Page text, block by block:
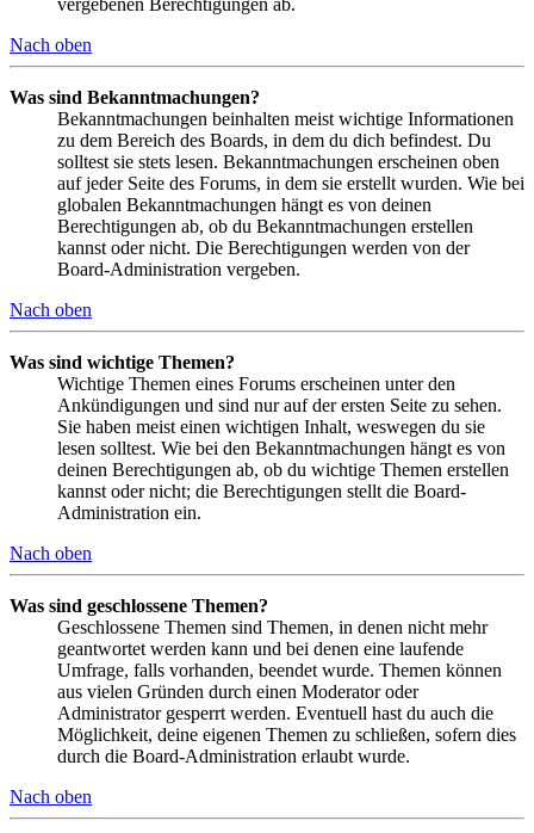
Nach oben
Was sind Bekanntmachungen?
Bekanntmachungen beinhalten meist wichtige Informationen
zu dem Bereich des Boards, in dem du dich befindest. Du
solltest sie stets lesen. Bekanntmachungen erscheinen oben
auf jeder Seite des Forums, in dem sie erstellt wurden. Wie bei
globalen Bekanntmachungen hängt es von deinen
Berechtigungen ab, ob du Bekanntmachungen erstellen
kannst oder nicht. Die Berechtigungen werden von der
Board-Administration vergeben.
Nach oben
Was sind wichtige Themen?
Wichtige Themen eines Forums erscheinen unter den
Ankündigungen und sind nur auf der ersten Seite zu sehen.
Sie haben meist einen wichtigen Inhalt, weswegen du sie
lesen solltest. Wie bei den Bekanntmachungen hängt es von
deinen Berechtigungen ab, ob du wichtige Themen erstellen
kannst oder nicht; die Berechtigungen stellt die Board-
Administration ein.
Nach oben
Was sind geschlossene Themen?
Geschlossene Themen sind Themen, in denen nicht mehr
geantwortet werden kann und bei denen eine laufende
Umfrage, falls vorhanden, beendet wurde. Themen können
aus vielen Gründen durch einen Moderator oder
Administrator gesperrt werden. Eventuell hast du auch die
Möglichkeit, deine eigenen Themen zu schließen, sofern dies
durch die Board-Administration erlaubt wurde.
Nach oben